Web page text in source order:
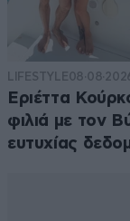
LIFESTYLE
Εριέττα
φιλιά με τον
ευτυχίας